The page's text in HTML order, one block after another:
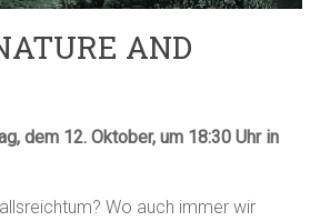
AND
dem 12. Oktober, um 18:30 Uhr in
Wo auch immer wir